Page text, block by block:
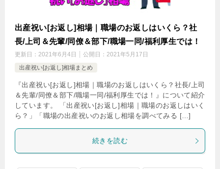
出産祝い[お返し]相場｜職場のお返しはいくら？社
長/上司＆先輩/同僚＆部下/職場一同/福利厚生では！
更新日： 2021年6月4日 公開日： 2021年5月17日
出産祝い[お返し]相場まとめ
『出産祝い[お返し]相場｜職場のお返しはいくら？社長/上司
＆先輩/同僚＆部下/職場一同/福利厚生では！』について紹介
しています。 「出産祝い[お返し]相場｜職場のお返しはいく
ら？」「職場の出産祝いのお返し相場を調べてみる […]
続きを読む